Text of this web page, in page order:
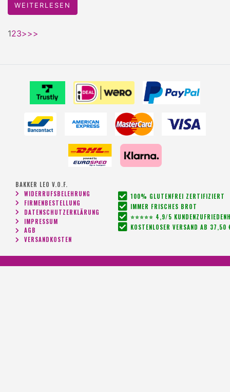
WEITERLESEN
123>>>
BAKKER LEO V.O.F.
WIDERRUFSBELEHRUNG
FIRMENBESTELLUNG
DATENSCHUTZERKLÄRUNG
IMPRESSUM
AGB
VERSANDKOSTEN
100% GLUTENFREI ZERTIFIZIERT
IMMER FRISCHES BROT
⭐⭐⭐⭐⭐ 4,9/5
KOSTENLOSER VERSAND AB 37,50